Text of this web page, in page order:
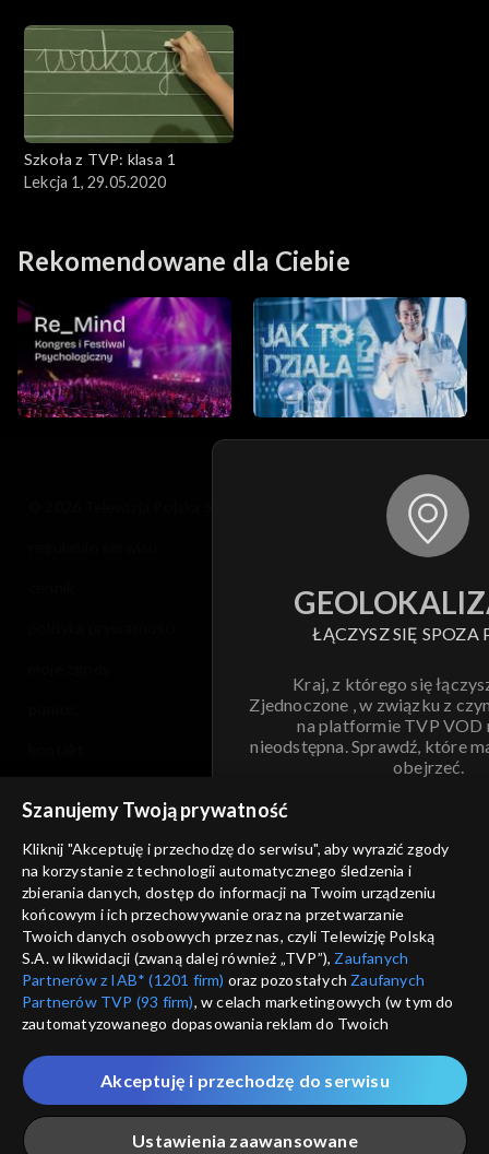
Szkoła z TVP: klasa 1
Lekcja 1, 29.05.2020
Rekomendowane dla Ciebie
ŁĄCZYSZ SIĘ SPOZA
Kraj, z którego się
Zjednoczone , w związku z
na platformie TVP VOD
nieodstępna. Sprawdź, które
obejrzeć.
ANULUJ
informacje o dostawcy usług
Szanujemy Twoją prywatność
Kliknij "Akceptuję i przechodzę do serwisu", aby wyrazić zgody
na korzystanie z technologii automatycznego śledzenia i
zbierania danych, dostęp do informacji na Twoim urządzeniu
końcowym i ich przechowywanie oraz na przetwarzanie
Twoich danych osobowych przez nas, czyli Telewizję Polską
S.A. w likwidacji (zwaną dalej również „TVP”), Zaufanych
Partnerów z IAB* (1201 firm) oraz pozostałych Zaufanych
Partnerów TVP (93 firm), w celach marketingowych (w tym do
zautomatyzowanego dopasowania reklam do Twoich
które wskazujemy poniżej, a także zgody na udostępnianie
przez nas identyfikatora PPID do Google.
Twoje dane osobowe zbierane podczas odwiedzania przez
Ciebie naszych
poszczególnych serwisówzwanych dalej
Ustawienia zaawansowane
Akceptuję i przechodzę do serwisu